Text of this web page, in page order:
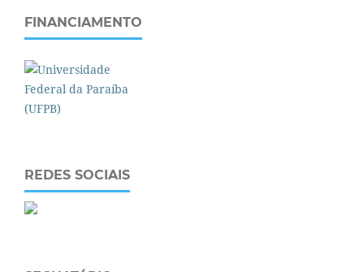
FINANCIAMENTO
REDES SOCIAIS